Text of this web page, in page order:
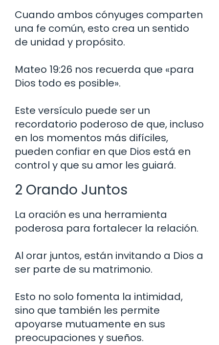
Cuando ambos cónyuges comparten
una fe común, esto crea un sentido
de unidad y propósito.
Mateo 19:26 nos recuerda que «para
Dios todo es posible».
Este versículo puede ser un
recordatorio poderoso de que, incluso
en los momentos más difíciles,
pueden confiar en que Dios está en
control y que su amor les guiará.
2 Orando Juntos
La oración es una herramienta
poderosa para fortalecer la relación.
Al orar juntos, están invitando a Dios a
ser parte de su matrimonio.
Esto no solo fomenta la intimidad,
sino que también les permite
apoyarse mutuamente en sus
preocupaciones y sueños.